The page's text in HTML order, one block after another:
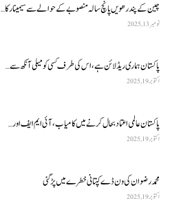
چین کے پندرھویں پانچ سالہ منصوبے کے حوالے سے سیمینار کا…
نومبر 13, 2025
پاکستان ہماری ریڈ لائن ہے، اس کی طرف کسی کو میلی آنکھ سے…
اکتوبر 19, 2025
پاکستان عالمی اعتماد بحال کرنے میں کامیاب، آئی ایم ایف اور…
اکتوبر 19, 2025
محمد رضوان کی ون ڈے کپتانی خطرے میں پڑ گئی
اکتوبر 19, 2025